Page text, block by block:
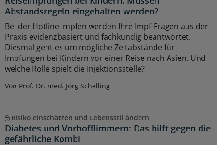
Abstandsregeln eingehalten werden?
Bei der Hotline Impfen werden Ihre Impf-Fragen aus der
Praxis evidenzbasiert und fachkundig beantwortet.
Diesmal geht es um mögliche Zeitabstände für
Impfungen bei Kindern vor einer Reise nach Asien. Und
welche Rolle spielt die Injektionsstelle?
Von Prof. Dr. med. Jörg Schelling
Risiko einschätzen und Lebensstil ändern
Diabetes und Vorhofflimmern: Das hilft gegen die
gefährliche Kombi